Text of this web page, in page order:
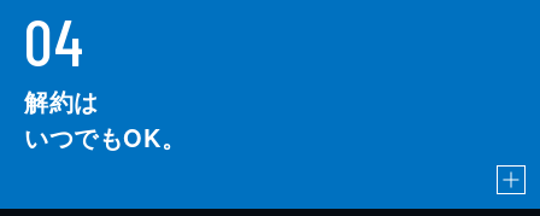
04
解約は
いつでもOK。